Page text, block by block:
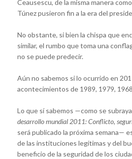
Ceausescu, de la misma manera
Túnez pusieron fin a la era del
No obstante, si bien la chispa que
similar, el rumbo que toma una
no se puede predecir.
Aún no sabemos si lo ocurrido en
acontecimientos de 1989, 1979,
Lo que sí sabemos —como se
desarrollo mundial 2011: Conflicto,
será publicado la próxima semana—
de las instituciones legítimas y del
beneficio de la seguridad de los